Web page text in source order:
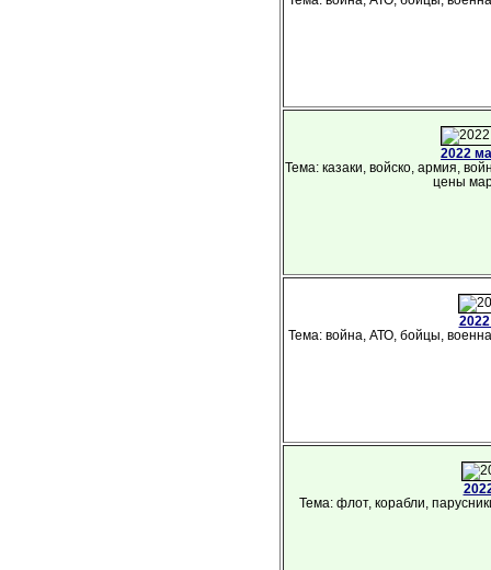
2022
Тема: казаки, войско, армия,
цены
Тема: война, АТО, бойцы,
Тема: флот, корабли,